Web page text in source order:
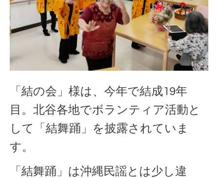
「結の会」様は、今年で結成19年
目。北谷各地でボランティア活動と
して「結舞踊」を披露されていま
す。
「結舞踊」は沖縄民謡とは少し違